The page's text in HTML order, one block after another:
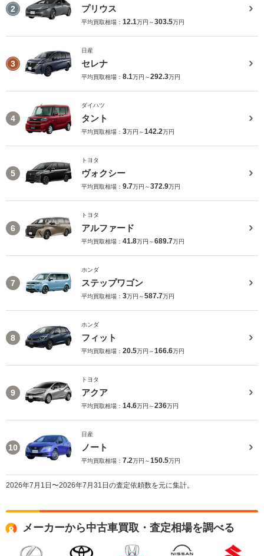
2 プリウス
平均買取相場： 12.1万円～303.5万円
3
日産
セレナ
平均買取相場： 8.1万円～292.3万円
4
ダイハツ
タント
平均買取相場： 3万円～142.2万円
5
トヨタ
ヴォクシー
平均買取相場： 9.7万円～372.9万円
6
トヨタ
アルファード
平均買取相場： 41.8万円～689.7万円
7
ホンダ
ステップワゴン
平均買取相場： 3万円～587.7万円
8
ホンダ
フィット
平均買取相場： 20.5万円～166.6万円
9
トヨタ
アクア
平均買取相場： 14.6万円～236万円
10
日産
ノート
平均買取相場： 7.2万円～150.5万円
2026年7月1日〜2026年7月31日の査定依頼数を元に集計。
メーカーから中古車買取・査定相場を調べる